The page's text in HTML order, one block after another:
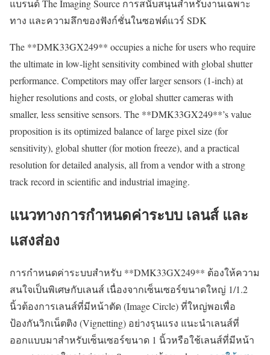
แบรนด์ The Imaging Source การสนับสนุนสำหรับงานเฉพาะ
ทาง และความลึกของฟังก์ชั่นในซอฟต์แวร์ SDK
The **DMK33GX249** occupies a niche for users who require
the ultimate in low-light sensitivity combined with global shutter
performance. Competitors may offer larger sensors (1-inch) at
higher resolutions and costs, or global shutter cameras with
smaller, less sensitive sensors. The **DMK33GX249**’s value
proposition is its optimized balance of large pixel size (for
sensitivity), global shutter (for motion freeze), and a practical
resolution for detailed analysis, all from a vendor with a strong
track record in scientific and industrial imaging.
แนวทางการกำหนดค่าระบบ เลนส์ และ
แสงส่อง
การกำหนดค่าระบบสำหรับ **DMK33GX249** ต้องให้ความ
สนใจเป็นพิเศษกับเลนส์ เนื่องจากเซ็นเซอร์ขนาดใหญ่ 1/1.2
นิ้วต้องการเลนส์ที่มีหน้าตัด (Image Circle) ที่ใหญ่พอเพื่อ
ป้องกันวิกเน็ตติง (Vignetting) อย่างรุนแรง แนะนำเลนส์ที่
ออกแบบมาสำหรับเซ็นเซอร์ขนาด 1 นิ้วหรือใช้เลนส์ที่มีหน้า